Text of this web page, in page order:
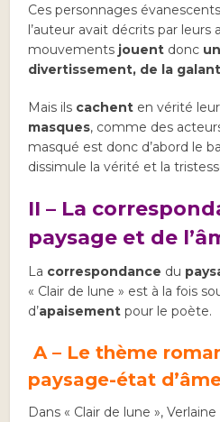
Ces personnages
l’auteur avait décrits par leurs
mouvements jouent donc
divertissement, de la
Mais ils cachent en vérité leur
masques, comme des
masqué est donc d’abord le
dissimule la vérité et la
II – La
paysage et de
La correspondance du
« Clair de lune » est à la fois
d’apaisement pour le poète.
A – Le thème
paysage-état
Dans « Clair de lune »,